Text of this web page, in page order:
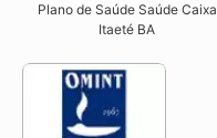
Plano de Saúde Saúde Caixa
Itaeté BA​